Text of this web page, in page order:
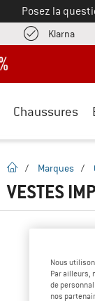
Posez la
Klarna
Chaussures
Page d'accueil
/ Marques /
VESTES
Nous
Par ailleurs,
de
nos